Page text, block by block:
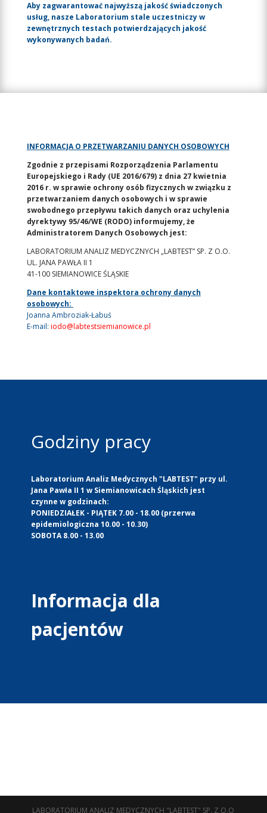
Aby zagwarantować najwyższą jakość świadczonych
usług, nasze Laboratorium stale uczestniczy w
zewnętrznych testach potwierdzających jakość
wykonywanych badań.
INFORMACJA O PRZETWARZANIU DANYCH OSOBOWYCH
Zgodnie z przepisami Rozporządzenia Parlamentu
Europejskiego i Rady (UE 2016/679) z dnia 27 kwietnia
2016 r. w sprawie ochrony osób fizycznych w związku z
przetwarzaniem danych osobowych i w sprawie
swobodnego przepływu takich danych oraz uchylenia
dyrektywy 95/46/WE (RODO) informujemy, że
Administratorem Danych Osobowych jest:
LABORATORIUM ANALIZ MEDYCZNYCH „LABTEST” SP. Z O.O.
UL. JANA PAWŁA II 1
41-100 SIEMIANOWICE ŚLĄSKIE
Dane kontaktowe inspektora ochrony danych
osobowych:
Joanna Ambroziak-Łabuś
E-mail: iodo@labtestsiemianowice.pl
Godziny pracy
Laboratorium Analiz Medycznych "LABTEST" przy ul.
Jana Pawła II 1 w Siemianowicach Śląskich jest
czynne w godzinach:
PONIEDZIAŁEK - PIĄTEK 7.00 - 18.00 (przerwa
epidemiologiczna 10.00 - 10.30)
SOBOTA 8.00 - 13.00
Informacja dla
pacjentów
LABORATORIUM ANALIZ MEDYCZNYCH "LABTEST" SP. Z O.O